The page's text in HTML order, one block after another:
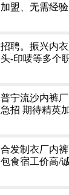
加盟、无需经
招聘。振兴内
头-印唛等多个
普宁流沙内裤
急招 期待精英
合发制衣厂内
包食宿工价高/